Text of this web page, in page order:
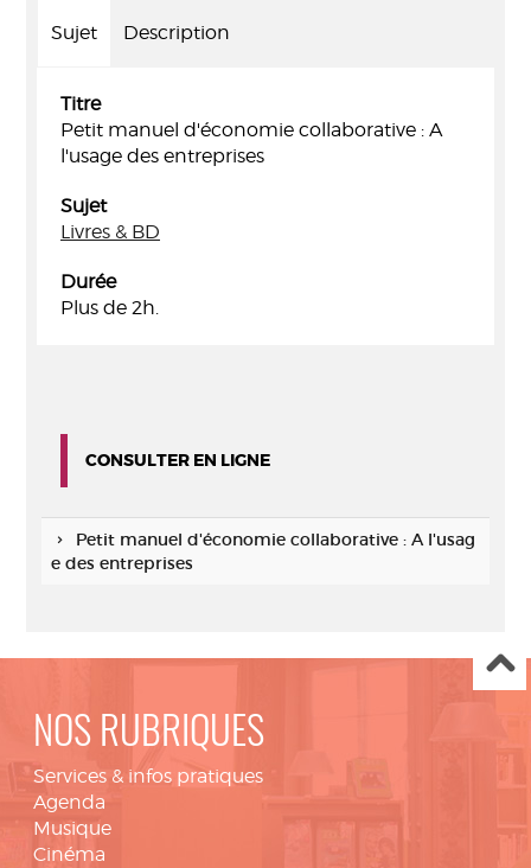
Sujet Description
Titre
Petit manuel d'économie collaborative : A
l'usage des entreprises
Sujet
Livres & BD
Durée
Plus de 2h.
CONSULTER EN LIGNE
Petit manuel d'économie collaborative : A l'usag
e des entreprises
NOS RUBRIQUES
Services & infos pratiques
Agenda
Musique
Cinéma